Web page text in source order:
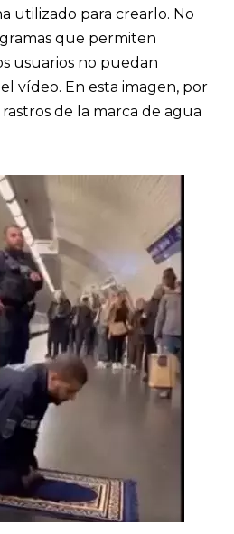
utilizado para crearlo. No
que permiten
usuarios no puedan
vídeo. En esta imagen, por
de la marca de agua